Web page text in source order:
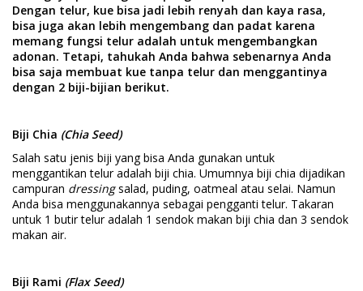
Dengan telur, kue bisa jadi lebih renyah dan kaya rasa,
bisa juga akan lebih mengembang dan padat karena
memang fungsi telur adalah untuk mengembangkan
adonan. Tetapi, tahukah Anda bahwa sebenarnya Anda
bisa saja membuat kue tanpa telur dan menggantinya
dengan 2 biji-bijian berikut.
Biji Chia (Chia Seed)
Salah satu jenis biji yang bisa Anda gunakan untuk
menggantikan telur adalah biji chia. Umumnya biji chia dijadikan
campuran dressingsalad, puding, oatmeal atau selai. Namun
Anda bisa menggunakannya sebagai pengganti telur. Takaran
untuk 1 butir telur adalah 1 sendok makan biji chia dan 3 sendok
makan air.
Biji Rami (Flax Seed)